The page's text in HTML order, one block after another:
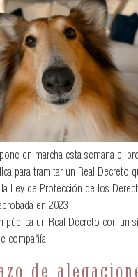
en marcha esta semana el
para tramitar un Real Decreto
Ley de Protección de los
en 2023
pública un Real Decreto con un
compañía